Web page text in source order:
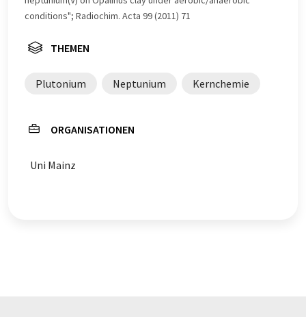
conditions"; Radiochim. Acta 99 (2011) 71
THEMEN
Plutonium Neptunium Kernchemie
ORGANISATIONEN
Uni Mainz